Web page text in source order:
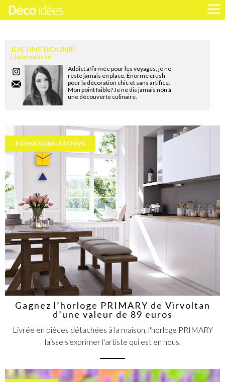
JUSTINE BOUNIF
Journaliste
Addict affirmée pour les voyages, je ne
reste jamais en place. Énorme crush
pour la décoration chic et sans artifice.
Mon point faible? Je ne dis jamais non à
une découverte culinaire.
CONCOURS-ARCHIVE
Gagnez l’horloge PRIMARY de Virvoltan
d’une valeur de 89 euros
Livrée en pièces détachées à la maison, l'horloge PRIMARY
laisse s'exprimer l'artiste qui est en nous.